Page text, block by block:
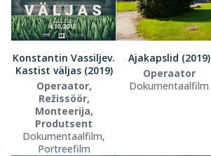
Konstantin Vassiljev.
Kastist väljas (2019)
Operaator,
Režissöör,
Monteerija,
Produtsent
Dokumentaalfilm,
Portreefilm
Ajakapslid (2019)
Operaator
Dokumentaalfilm